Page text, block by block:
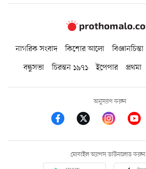
নাগরিক সংবাদ কিশোর আলো বিজ্ঞানচিন্তা
বন্ধুসভা
চিরন্তন ১৯৭১ ইপেপার প্রথমা
অনুসরণ করুন
মোবাইল অ্যাপস ডাউনলোড করুন